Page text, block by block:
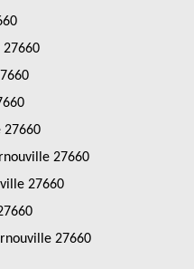
27660
27660
27660
27660
27660